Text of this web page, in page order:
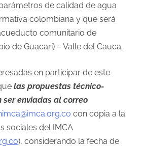
de calidad de agua
colombiana y que será
comunitario de
de Guacarí) – Valle del Cauca.
en participar de este
las propuestas técnico-
enviadas al correo
con copia a la
sociales del IMCA
), considerando la fecha de